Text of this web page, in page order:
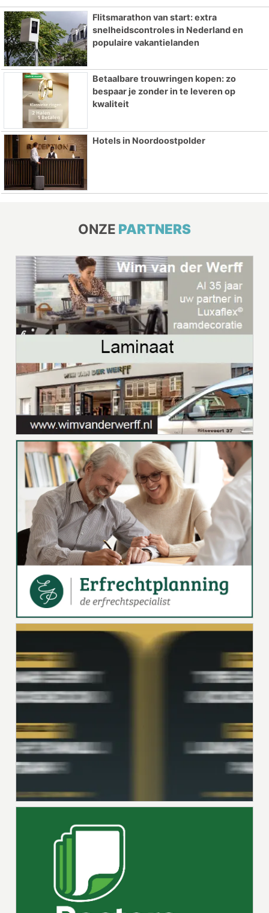
Flitsmarathon van start: extra
snelheidscontroles in Nederland en
populaire vakantielanden
Betaalbare trouwringen kopen: zo
bespaar je zonder in te leveren op
kwaliteit
Hotels in Noordoostpolder
ONZE PARTNERS